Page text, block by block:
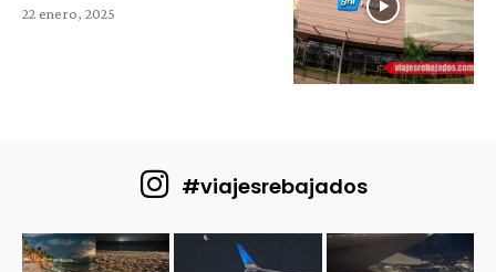
22 enero, 2025
#viajesrebajados